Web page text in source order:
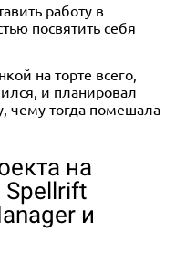
работу в
посвятить себя
на торте всего,
и планировал
чему тогда помешала
на
Spellrift
и